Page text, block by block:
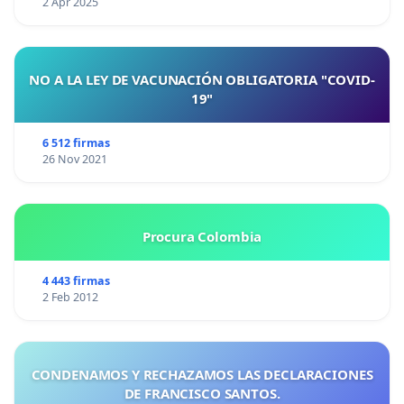
Ayuntamiento de Málaga firma está petición.
NO A LA LEY DE VACUNACIÓN OBLIGATORIA "COVID-
19"
6 512 firmas
26 Nov 2021
Procura Colombia
4 443 firmas
2 Feb 2012
CONDENAMOS Y RECHAZAMOS LAS DECLARACIONES
DE FRANCISCO SANTOS.